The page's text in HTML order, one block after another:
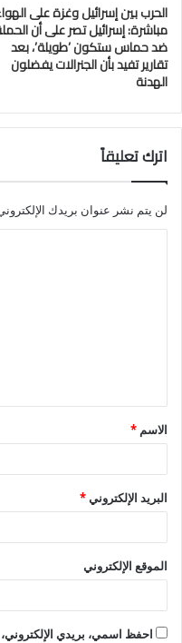
الحرب بين إسرائيل وغزة على
مباشرة: إسرائيل تصر على أن
ضد حماس ستكون ’طويلة’، بعد
تقارير تفيد بأن الجنرالات يفضلون
الهدنة
اترك تعليقاً
لن يتم نشر عنوان بريدك
ق
*
الاسم *
البريد الإلكتروني*
الموقع الإلكتروني
احفظ اسمي، بريدي